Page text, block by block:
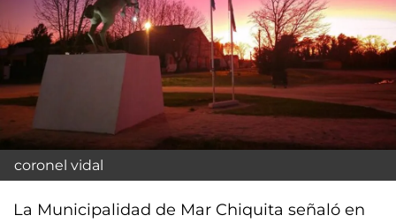
coronel vidal
La Municipalidad de Mar Chiquita señaló en